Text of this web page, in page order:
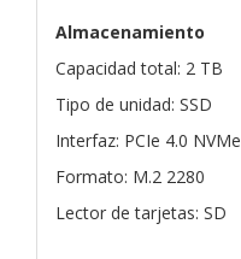
Almacenamiento
Capacidad total: 2 TB
Tipo de unidad: SSD
Interfaz: PCIe 4.0 NVMe
Formato: M.2 2280
Lector de tarjetas: SD